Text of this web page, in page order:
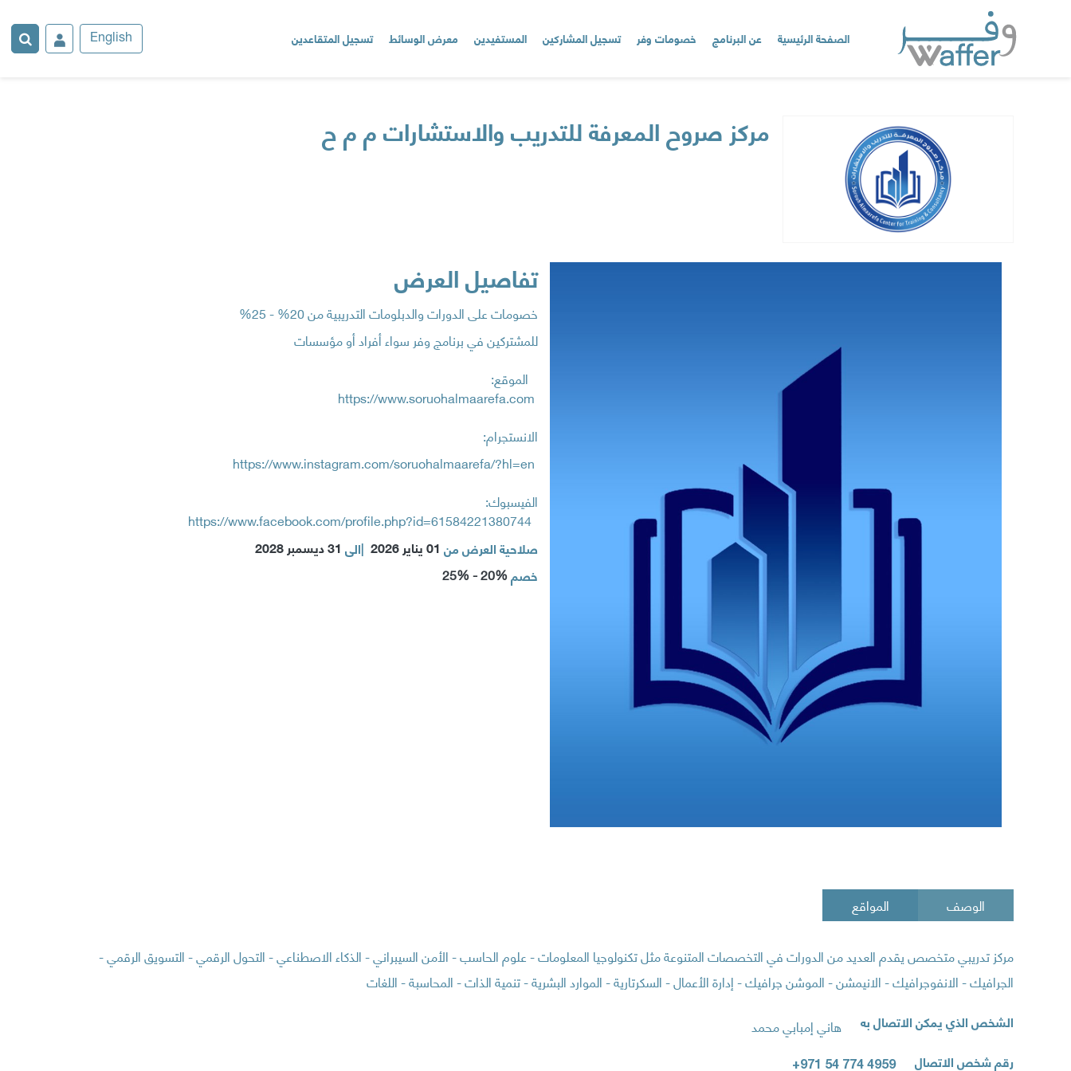
الصفحة الرئيسية عن البرنامج خصومات وفر تسجيل المشاركين المستفيدين معرض الوسائط تسجيل المتقاعدين English
مركز صروح المعرفة للتدريب والاستشارات م م ح
تفاصيل العرض
خصومات على الدورات والدبلومات التدريبية من 20% - 25%
للمشتركين في برنامج وفر سواء أفراد أو مؤسسات
الموقع:
https://www.soruohalmaarefa.com
الانستجرام:
https://www.instagram.com/soruohalmaarefa/?hl=en
الفيسبوك:
https://www.facebook.com/profile.php?id=61584221380744
صلاحية العرض من 01 يناير 2026 |الى 31 ديسمبر 2028
خصم20% - 25%
الوصف المواقع
مركز تدريبي متخصص يقدم العديد من الدورات في التخصصات المتنوعة مثل تكنولوجيا المعلومات - علوم الحاسب - الأمن السيبراني - الذكاء الاصطناعي - التحول الرقمي - التسويق الرقمي -
الجرافيك - الانفوجرافيك - الانيمشن - الموشن جرافيك - إدارة الأعمال - السكرتارية - الموارد البشرية - تنمية الذات - المحاسبة - اللغات
الشخص الذي يمكن الاتصال به هاني إمبابي محمد
رقم شخص الاتصال +971 54 774 4959